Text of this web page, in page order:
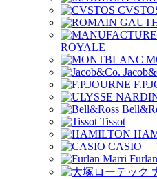
ROYALE
Tissot
CASIO